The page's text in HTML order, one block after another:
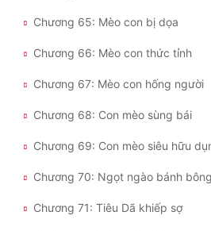
Chương 65: Mèo con bị dọa
Chương 66: Mèo con thức tỉnh
Chương 67: Mèo con hống người
Chương 68: Con mèo sùng bái
Chương 69: Con mèo siêu hữu
Chương 70: Ngọt ngào bánh
Chương 71: Tiêu Dã khiếp sợ